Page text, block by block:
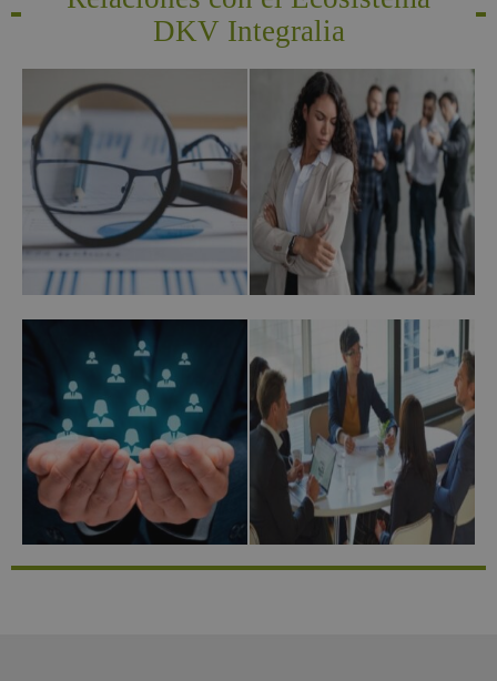
DKV Integralia